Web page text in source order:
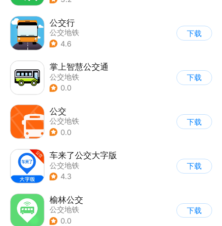
公交行
公交地铁
4.6
下载
掌上智慧公交通
公交地铁
0.0
下载
公交
公交地铁
0.0
下载
车来了公交大字版
公交地铁
4.3
下载
榆林公交
公交地铁
0.0
下载